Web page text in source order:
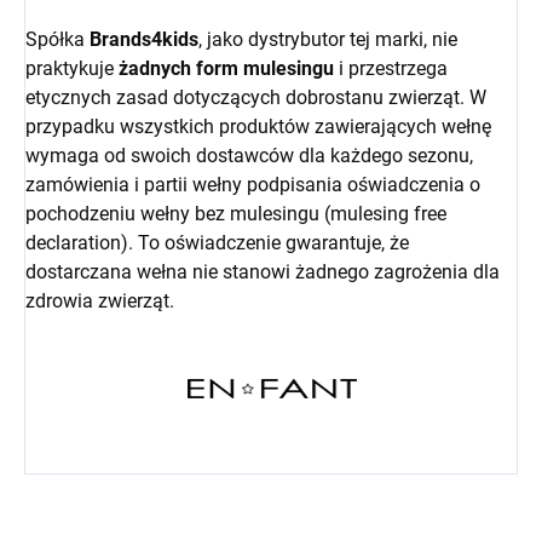
Spółka Brands4kids, jako dystrybutor tej marki, nie
praktykuje żadnych form mulesingu i przestrzega
etycznych zasad dotyczących dobrostanu zwierząt. W
przypadku wszystkich produktów zawierających wełnę
wymaga od swoich dostawców dla każdego sezonu,
zamówienia i partii wełny podpisania oświadczenia o
pochodzeniu wełny bez mulesingu (mulesing free
declaration). To oświadczenie gwarantuje, że
dostarczana wełna nie stanowi żadnego zagrożenia dla
zdrowia zwierząt.